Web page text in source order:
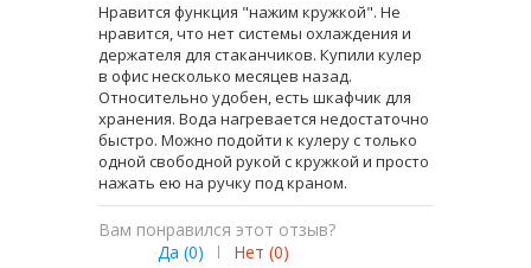
Нравится функция "нажим кружкой". Не
нравится, что нет системы охлаждения и
держателя для стаканчиков. Купили кулер
в офис несколько месяцев назад.
Относительно удобен, есть шкафчик для
хранения. Вода нагревается недостаточно
быстро. Можно подойти к кулеру с только
одной свободной рукой с кружкой и просто
нажать ею на ручку под краном.
Вам понравился этот отзыв?
Да (0) | Нет (0)